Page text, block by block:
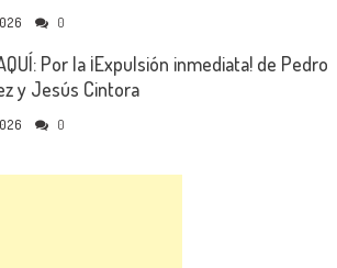
0
Por la ¡Expulsión inmediata! de Pedro
y Jesús Cintora
0